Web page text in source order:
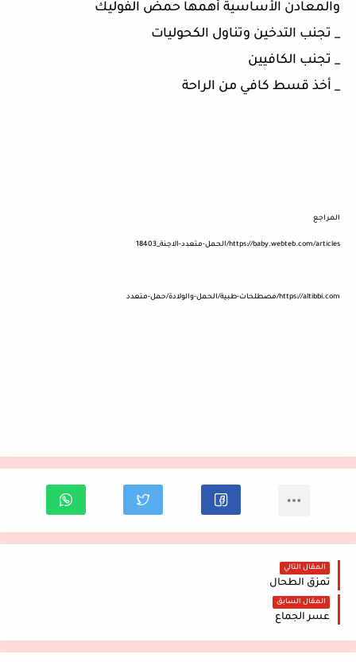
والمعادن الأساسية أهمها حمض الفوليك
_ تجنب التدخين وتناول الكحوليات
_ تجنب الكافيين
_ أخذ قسط كافي من الراحة
المراجع
https://baby.webteb.com/articles/الحمل-متعدد-الاجنة_18403
https://altibbi.com/مصطلحات-طبية/الحمل-والولادة/حمل-متعدد
المقال التالي
تمزق الطحال
المقال السابق
عسر الجماع